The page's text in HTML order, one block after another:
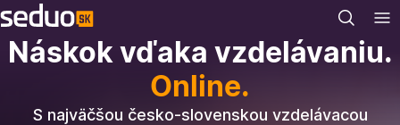
Náskok vďaka vzdelávaniu.
Online.
S najväčšou česko-slovenskou vzdelávacou